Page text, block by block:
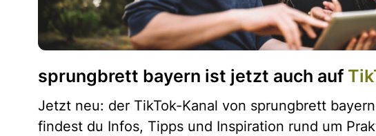
sprungbrett bayern ist jetzt auch auf
Jetzt neu: der TikTok-Kanal von sprungbrett
findest du Infos, Tipps und Inspiration rund um